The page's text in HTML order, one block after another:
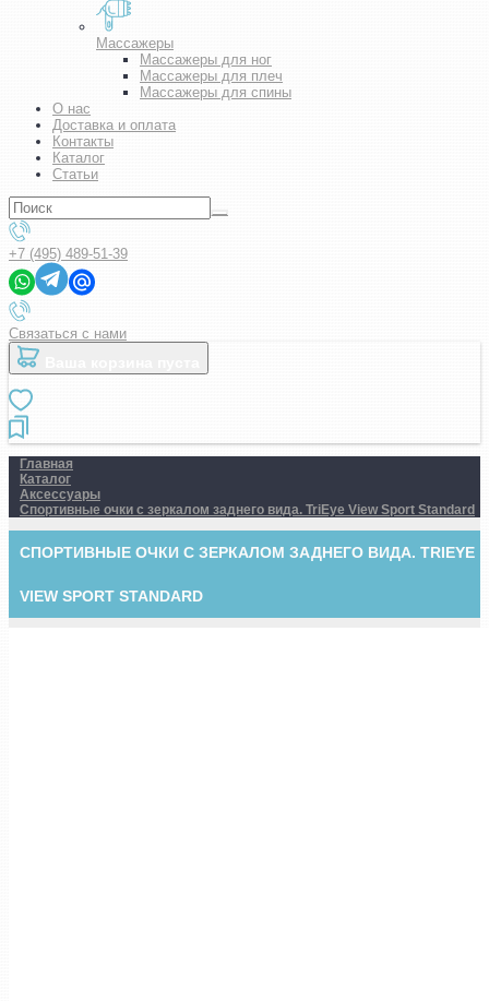
Массажеры
Массажеры для ног
Массажеры для плеч
Массажеры для спины
О нас
Доставка и оплата
Контакты
Каталог
Статьи
+7 (495) 489-51-39
Связаться с нами
Главная
Каталог
Аксессуары
Спортивные очки с зеркалом заднего вида. TriEye View Sport Standard
СПОРТИВНЫЕ ОЧКИ С ЗЕРКАЛОМ ЗАДНЕГО ВИДА. TRIEYE
VIEW SPORT STANDARD